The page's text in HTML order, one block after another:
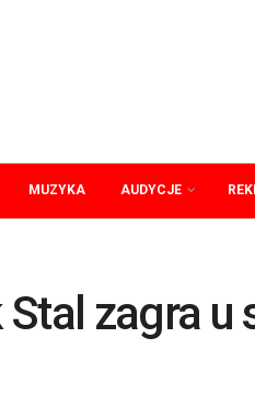
MUZYKA AUDYCJE
zagra u